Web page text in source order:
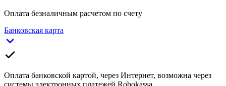
Оплата безналичным расчетом по счету
Банковская карта
Оплата банковской картой, через Интернет, возможна через
системы электронных платежей Robokassa.